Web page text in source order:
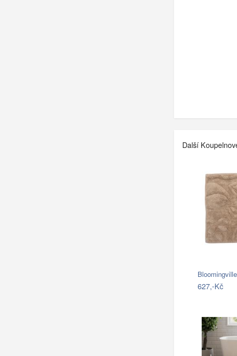
Další
627,-Kč